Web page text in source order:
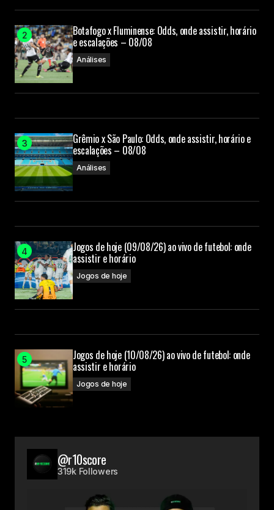
Botafogo x Fluminense: Odds, onde assistir, horário
e escalações – 08/08
Análises
Grêmio x São Paulo: Odds, onde assistir, horário e
escalações – 08/08
Análises
Jogos de hoje (09/08/26) ao vivo de futebol: onde
assistir e horário
Jogos de hoje
Jogos de hoje (10/08/26) ao vivo de futebol: onde
assistir e horário
Jogos de hoje
@r10score
319k Followers